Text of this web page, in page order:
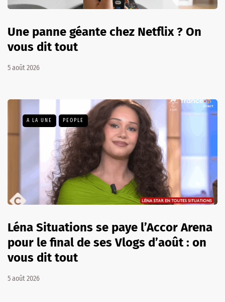
Une panne géante chez Netflix ? On
vous dit tout
5 août 2026
A LA UNE PEOPLE
Léna Situations se paye l’Accor Arena
pour le final de ses Vlogs d’août : on
vous dit tout
5 août 2026